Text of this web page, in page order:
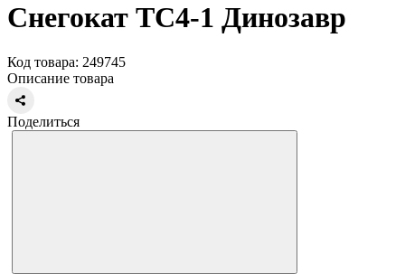
Снегокат ТС4-1 Динозавр
Код товара: 249745
Описание товара
Поделиться